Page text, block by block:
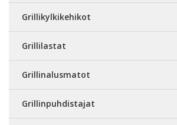
Grillikylkikehikot
Grillilastat
Grillinalusmatot
Grillinpuhdistajat